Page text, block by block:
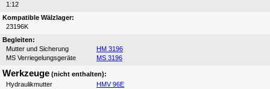
1:12
Kompatible Wälzlager:
23196K
Begleiten:
Mutter und Sicherung
HM 3196
MS Verriegelungsgeräte
MS 3196
Werkzeuge (nicht enthalten):
Hydraulikmutter
HMV 96E